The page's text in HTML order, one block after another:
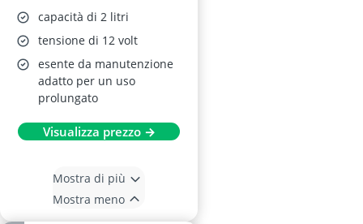
capacità di 2 litri
tensione di 12 volt
esente da manutenzione
adatto per un uso
prolungato
Visualizza prezzo →
Mostra di più
Mostra meno